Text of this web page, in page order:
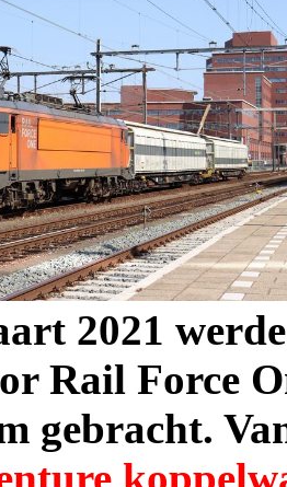
2021
Rail Force
gebracht.